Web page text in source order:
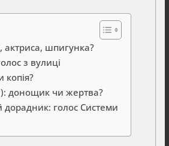
шпигунка?
з вулиці
копія?
донощик чи жертва?
голос Системи